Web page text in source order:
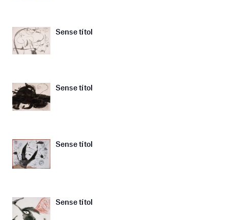
Sense títol
Sense títol
Sense títol
Sense títol